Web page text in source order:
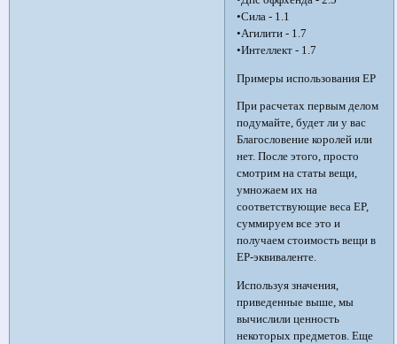
•Сила - 1.1
•Агилити - 1.7
•Интеллект - 1.7
Примеры использования EP
При расчетах первым делом
подумайте, будет ли у вас
Благословение королей или
нет. После этого, просто
смотрим на статы вещи,
умножаем их на
соответствующие веса EP,
суммируем все это и
получаем стоимость вещи в
EP-эквиваленте.
Используя значения,
приведенные выше, мы
вычислили ценность
некоторых предметов. Еще